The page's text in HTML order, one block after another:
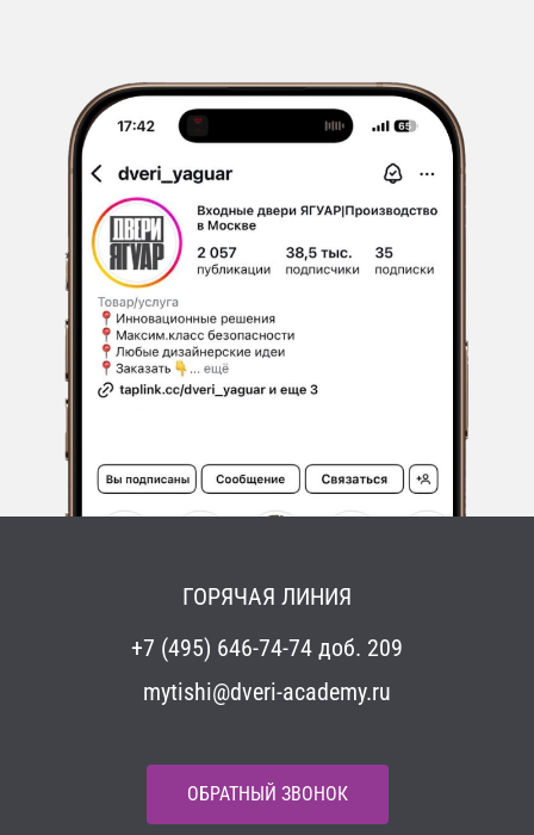
ГОРЯЧАЯ ЛИНИЯ
+7 (495) 646-74-74 доб. 209
mytishi@dveri-academy.ru
ОБРАТНЫЙ ЗВОНОК